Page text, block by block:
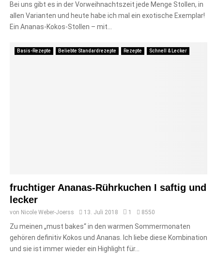
Bei uns gibt es in der Vorweihnachtszeit jede Menge Stollen, in
allen Varianten und heute habe ich mal ein exotische Exemplar!
Ein Ananas-Kokos-Stollen – mit...
Basis-Rezepte Beliebte Standardrezepte Rezepte Schnell & Lecker
fruchtiger Ananas-Rührkuchen I saftig und
lecker
von Nicole Weber-Joerss 13. Juli 2018 1 8550
Zu meinen „must bakes“ in den warmen Sommermonaten
gehören definitiv Kokos und Ananas. Ich liebe diese Kombination
und sie ist immer wieder ein Highlight für...